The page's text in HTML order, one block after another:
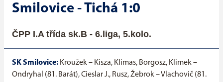
Smilovice - Tichá 1:0
ČPP I.A třída sk.B - 6.liga, 5.kolo.
SK Smilovice: Kroužek – Kisza, Klimas, Borgosz, Klimek –
Ondryhal (81. Barát), Cieslar J., Rusz, Žebrok – Vlachovič (81.